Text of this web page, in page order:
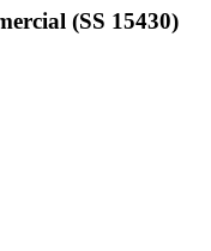
(SS 15430)